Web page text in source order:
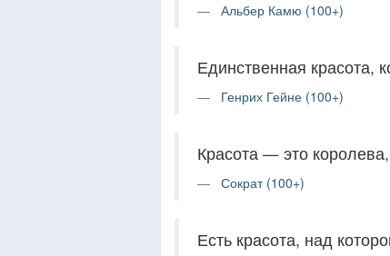
Альбер Камю (100+)
Единственная красота,
Генрих Гейне (100+)
Красота — это
Сократ (100+)
Есть красота, над